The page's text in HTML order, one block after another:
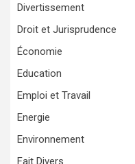
Divertissement
Droit et Jurisprudence
Économie
Education
Emploi et Travail
Energie
Environnement
Fait Divers